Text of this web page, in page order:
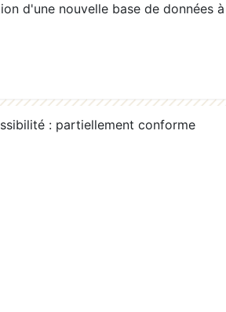
d'une nouvelle base de données
: partiellement conforme